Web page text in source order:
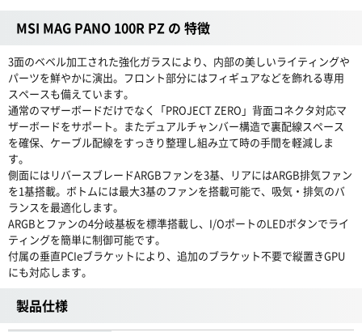
MSI MAG PANO 100R PZ の 特徴
3面のベベル加工された強化ガラスにより、内部の美しいライティングや
パーツを鮮やかに演出。フロント部分にはフィギュアなどを飾れる専用
スペースも備えています。
通常のマザーボードだけでなく「PROJECT ZERO」背面コネクタ対応マ
ザーボードをサポート。またデュアルチャンバー構造で裏配線スペース
を確保、ケーブル配線をすっきり整理し組み立て時の手間を軽減しま
す。
側面にはリバースブレードARGBファンを3基、リアにはARGB排気ファン
を1基搭載。ボトムには最大3基のファンを搭載可能で、吸気・排気のバ
ランスを最適化します。
ARGBとファンの4分岐基板を標準搭載し、I/OポートのLEDボタンでライ
ティングを簡単に制御可能です。
付属の垂直PCIeブラケットにより、追加のブラケット不要で縦置きGPU
にも対応します。
製品仕様